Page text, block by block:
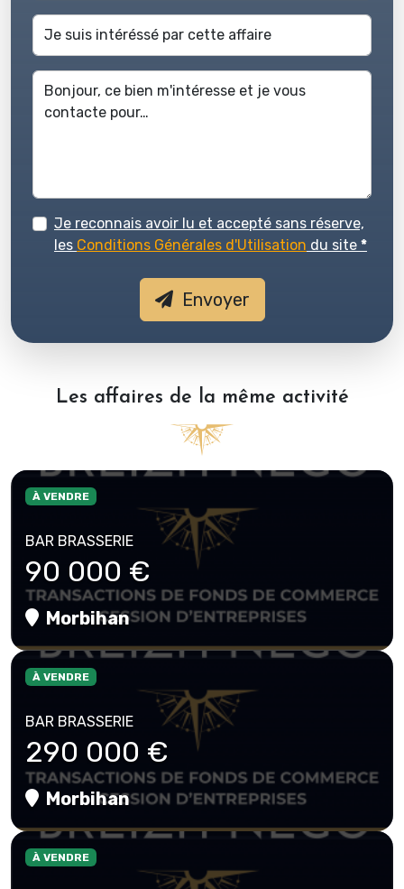
Je reconnais avoir lu et accepté sans réserve,
les Conditions Générales d'Utilisation du site *
Envoyer
Les affaires de la même activité
À VENDRE
BAR BRASSERIE
90 000 €
Morbihan
À VENDRE
BAR BRASSERIE
290 000 €
Morbihan
À VENDRE